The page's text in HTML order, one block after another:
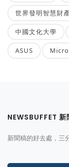
世界發明智慧財
中國文化大學
ASUS
NEWSBUFFET
新聞稿的好去處，三